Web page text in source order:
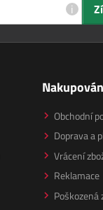
i
Obchodní
Doprava a
Vrácení
Reklamace
Poškozená